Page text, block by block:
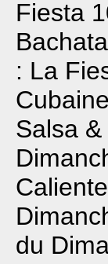
Fiesta
Bachata
: La
Cubaine
Salsa
du